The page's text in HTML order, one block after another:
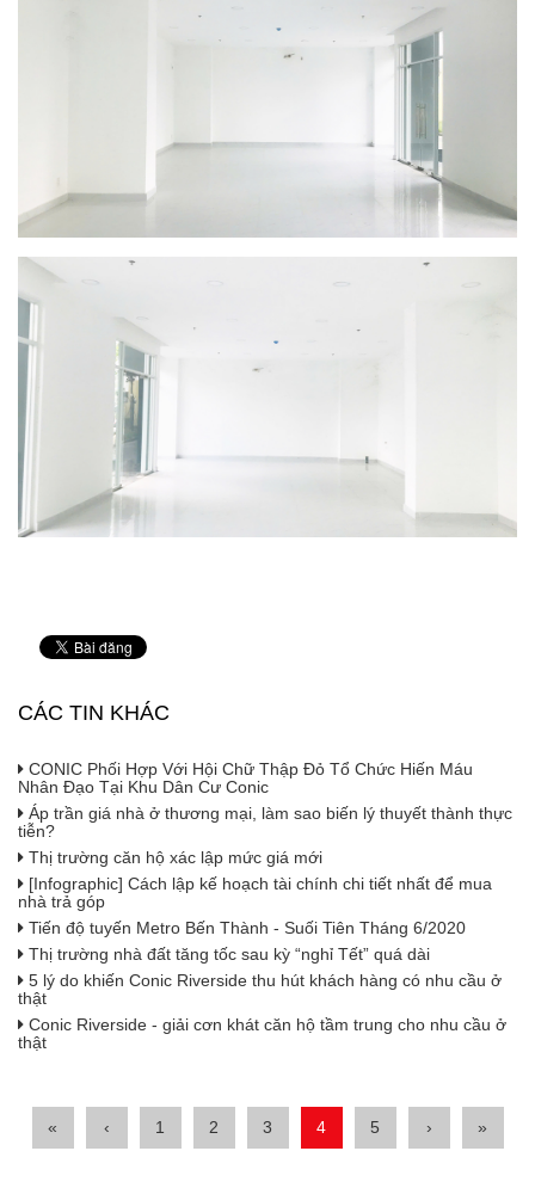
CÁC TIN KHÁC
CONIC Phối Hợp Với Hội Chữ Thập Đỏ Tổ Chức Hiến Máu
Nhân Đạo Tại Khu Dân Cư Conic
Áp trần giá nhà ở thương mại, làm sao biến lý thuyết thành thực
tiễn?
Thị trường căn hộ xác lập mức giá mới
[Infographic] Cách lập kế hoạch tài chính chi tiết nhất để mua
nhà trả góp
Tiến độ tuyến Metro Bến Thành - Suối Tiên Tháng 6/2020
Thị trường nhà đất tăng tốc sau kỳ “nghỉ Tết” quá dài
5 lý do khiến Conic Riverside thu hút khách hàng có nhu cầu ở
thật
Conic Riverside - giải cơn khát căn hộ tầm trung cho nhu cầu ở
thật
« ‹ 1 2 3 4 5 › »